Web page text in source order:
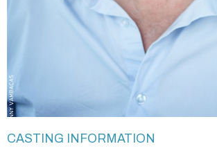
CASTING INFORMATION